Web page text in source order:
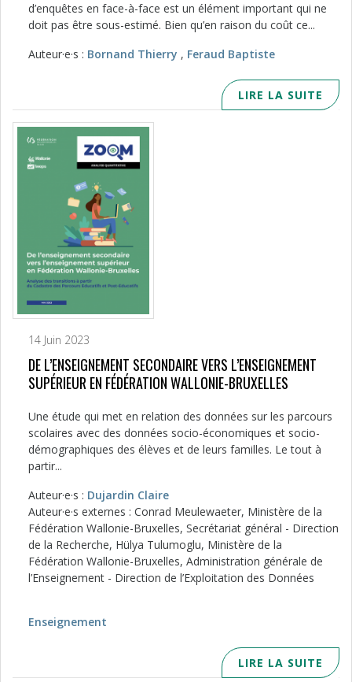
d’enquêtes en face-à-face est un élément important qui ne
doit pas être sous-estimé. Bien qu’en raison du coût ce...
Auteur·e·s : Bornand Thierry , Feraud Baptiste
LIRE LA SUITE
14 Juin 2023
DE L’ENSEIGNEMENT SECONDAIRE VERS L’ENSEIGNEMENT
SUPÉRIEUR EN FÉDÉRATION WALLONIE-BRUXELLES
Une étude qui met en relation des données sur les parcours
scolaires avec des données socio-économiques et socio-
démographiques des élèves et de leurs familles. Le tout à
partir...
Auteur·e·s : Dujardin Claire
Auteur·e·s externes : Conrad Meulewaeter, Ministère de la
Fédération Wallonie-Bruxelles, Secrétariat général - Direction
de la Recherche, Hülya Tulumoglu, Ministère de la
Fédération Wallonie-Bruxelles, Administration générale de
l’Enseignement - Direction de l’Exploitation des Données
Enseignement
LIRE LA SUITE